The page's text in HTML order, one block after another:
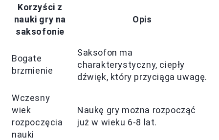
Korzyści z
nauki gry na
saksofonie
Opis
Bogate
brzmienie
Saksofon ma
charakterystyczny, ciepły
dźwięk, który przyciąga uwagę.
Wczesny
wiek
rozpoczęcia
nauki
Naukę gry można rozpocząć
już w wieku 6-8 lat.